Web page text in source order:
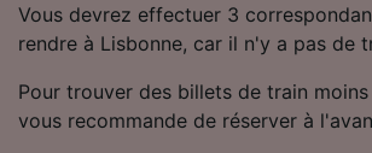
Vous devrez effectuer 3
rendre à Lisbonne, car il n'y a pas de
Pour trouver des billets de train moins
vous recommande de réserver à